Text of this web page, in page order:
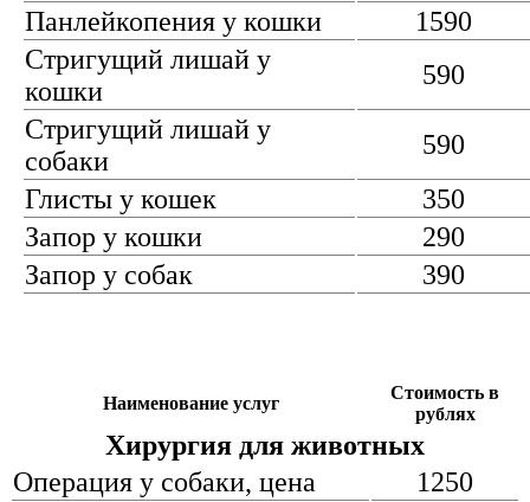
Панлейкопения у кошки
1590
Стригущий лишай у
кошки
590
Стригущий лишай у
собаки
590
Глисты у кошек
350
Запор у кошки
290
Запор у собак
390
Наименование услуг
Стоимость в
рублях
Хирургия для животных
Операция у собаки, цена
1250